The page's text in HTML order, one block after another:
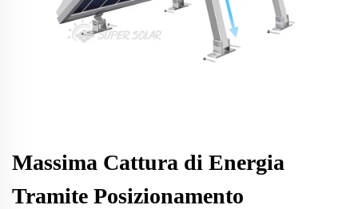
Massima Cattura di Energia
Tramite Posizionamento